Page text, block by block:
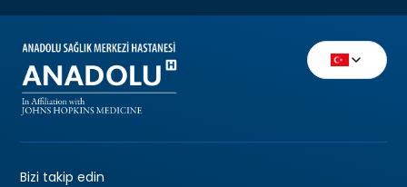
Bizi takip edin